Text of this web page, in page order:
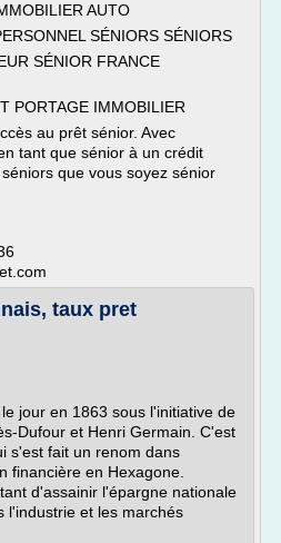
AUTO
SÉNIORS SÉNIORS
SÉNIOR FRANCE
PORTAGE IMMOBILIER
au prêt sénior. Avec
tant que sénior à un crédit
que vous soyez sénior
taux pret
jour en 1863 sous l'initiative de
Dufour et Henri Germain. C'est
s'est fait un renom dans
financière en Hexagone.
d'assainir l'épargne nationale
l'industrie et les marchés